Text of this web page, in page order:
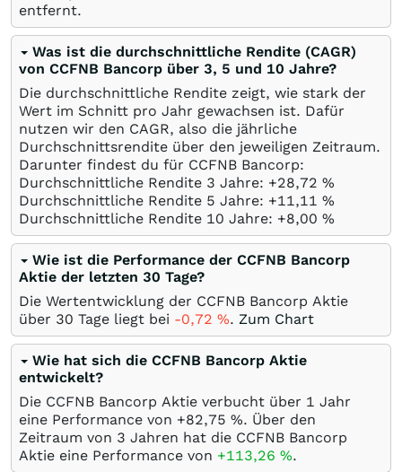
entfernt.
Was ist die durchschnittliche Rendite (CAGR)
von CCFNB Bancorp über 3, 5 und 10 Jahre?
Die durchschnittliche Rendite zeigt, wie stark der
Wert im Schnitt pro Jahr gewachsen ist. Dafür
nutzen wir den CAGR, also die jährliche
Durchschnittsrendite über den jeweiligen Zeitraum.
Darunter findest du für CCFNB Bancorp:
Durchschnittliche Rendite 3 Jahre: +28,72 %
Durchschnittliche Rendite 5 Jahre: +11,11 %
Durchschnittliche Rendite 10 Jahre: +8,00 %
Wie ist die Performance der CCFNB Bancorp
Aktie der letzten 30 Tage?
Die Wertentwicklung der CCFNB Bancorp Aktie
über 30 Tage liegt bei -0,72 %. Zum Chart
Wie hat sich die CCFNB Bancorp Aktie
entwickelt?
Die CCFNB Bancorp Aktie verbucht über 1 Jahr
eine Performance von +82,75 %. Über den
Zeitraum von 3 Jahren hat die CCFNB Bancorp
Aktie eine Performance von +113,26 %.